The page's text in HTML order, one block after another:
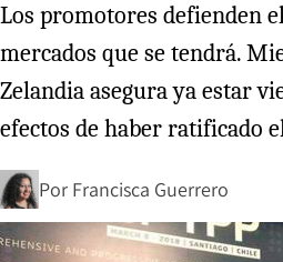
Los promotores defienden
mercados que se tendrá.
Zelandia asegura ya estar
efectos de haber ratificado
Por Francisca Guerrero